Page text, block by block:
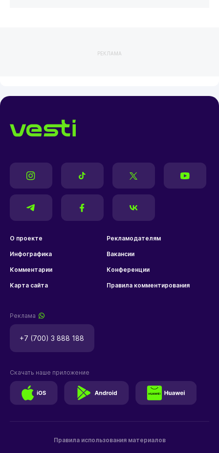
РЕКЛАМА
О проекте Рекламодателям
Инфографика Вакансии
Комментарии Конференции
Карта сайта Правила комментирования
Реклама
+7 (700) 3 888 188
Правила использования материалов
Скачать наше приложение